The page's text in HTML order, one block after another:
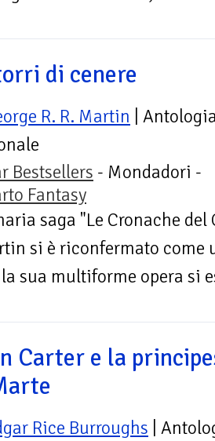
di cenere
R. R. Martin |
Bestsellers - Mondadori -
Fantasy
saga "Le Cronache del
si è riconfermato
sua multiforme opera si
Carter e la
Rice Burroughs |